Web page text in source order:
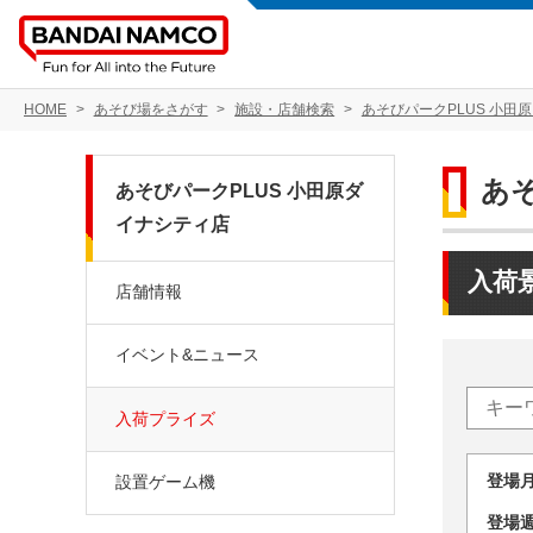
HOME あそび場をさがす 施設・店舗検索 あそびパークPLUS 小田
あ
入荷
登
登
あそびパークPLUS 小田原ダ
イナシティ店
店舗情報
イベント&ニュース
入荷プライズ
設置ゲーム機